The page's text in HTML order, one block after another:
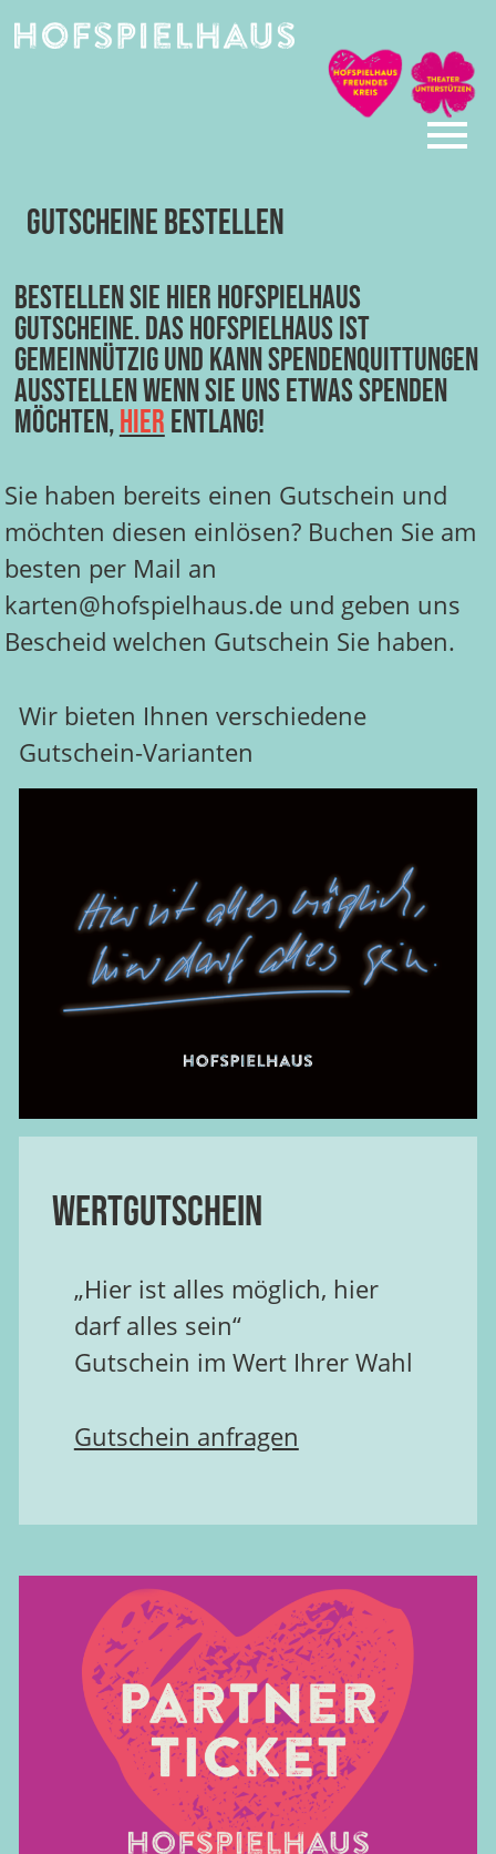
Gutscheine bestellen
Bestellen Sie hier HOFSPIELHAUS
Gutscheine. Das HOFSPIELHAUS ist
gemeinnützig und kann Spendenquittungen
ausstellen wenn Sie uns etwas Spenden
möchten,hier entlang!
Sie haben bereits einen Gutschein und
möchten diesen einlösen? Buchen Sie am
besten per Mail an
karten@hofspielhaus.de und geben uns
Bescheid welchen Gutschein Sie haben.
Wir bieten Ihnen verschiedene
Gutschein-Varianten
Wertgutschein
„Hier ist alles möglich, hier
darf alles sein“
Gutschein im Wert Ihrer Wahl
Gutschein anfragen